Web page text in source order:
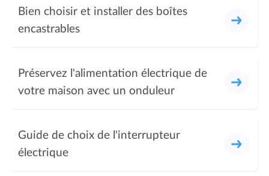
Bien choisir et installer des boîtes
encastrables
Préservez l'alimentation électrique de
votre maison avec un onduleur
Guide de choix de l'interrupteur
électrique